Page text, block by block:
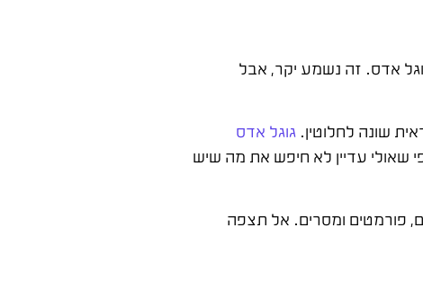
לפרסום ממומן – עלות לקליק יכולה לנוע בין 15 ל-80 שקל, לעומת 2-15 שקל בגוגל אדס. זה נשמע יקר, אבל
גוגל אדס
שאולי עדיין לא חיפש את מה שיש
עם תקציב ראשוני של לפחות 3 חודשים לבדיקת קהלים, פורמטים ומסרים. אל תצפה